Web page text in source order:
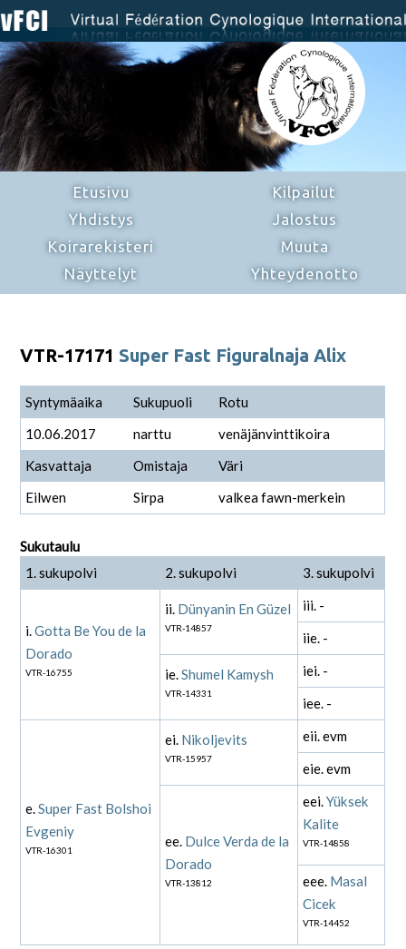
Etusivu
Yhdistys
Koirarekisteri
Näyttelyt
Kilpailut
Jalostus
Muuta
Yhteydenotto
VTR-17171 Super Fast Figuralnaja Alix
Syntymäaika Sukupuoli
Rotu
10.06.2017
narttu
venäjänvinttikoira
Kasvattaja
Omistaja
Väri
Eilwen
Sirpa valkea fawn-merkein
Sukutaulu
1. sukupolvi
2. sukupolvi 3. sukupolvi
i.Gotta Be You de la
Dorado
VTR-16755
ii. Dünyanin En Güzel
VTR-14857
iii. -
iie. -
ie.Shumel Kamysh
VTR-14331
iei. -
iee. -
e.Super Fast Bolshoi
Evgeniy
VTR-16301
ei. Nikoljevits
VTR-15957
eii. evm
eie. evm
ee. Dulce Verda de la
Dorado
VTR-13812
eei.Yüksek
Kalite
VTR-14858
eee. Masal
Cicek
VTR-14452